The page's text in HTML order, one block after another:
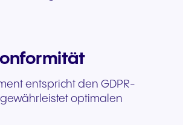
entspricht den GDPR-
optimalen